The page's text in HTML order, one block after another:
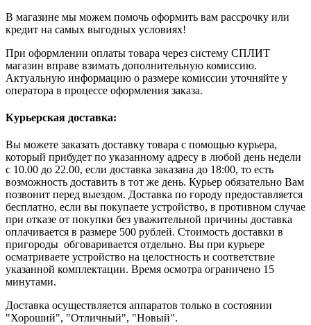
В магазине мы можем помочь оформить вам рассрочку или
кредит на самых выгодных условиях!
При оформлении оплаты товара через систему СПЛИТ
магазин вправе взимать дополнительную комиссию.
Актуальную информацию о размере комиссии уточняйте у
оператора в процессе оформления заказа.
Курьерская доставка:
Вы можете заказать доставку товара с помощью курьера,
который прибудет по указанному адресу в любой день недели
с 10.00 до 22.00, если доставка заказана до 18:00, то есть
возможность доставить в тот же день. Курьер обязательно Вам
позвонит перед выездом. Доставка по городу предоставляется
бесплатно, если вы покупаете устройство, в противном случае
при отказе от покупки без уважительной причины доставка
оплачивается в размере 500 рублей. Стоимость доставки в
пригороды обговаривается отдельно. Вы при курьере
осматриваете устройство на целостность и соответствие
указанной комплектации. Время осмотра ограничено 15
минутами.
Доставка осуществляется аппаратов только в состоянии
"Хороший", "Отличный", "Новый".